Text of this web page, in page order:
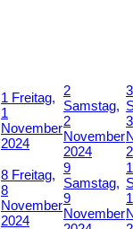
1 Freitag,
1
November
2024
2
Samstag,
2
November
2024
3
3
8 Freitag,
8
November
2024
9
Samstag,
9
November